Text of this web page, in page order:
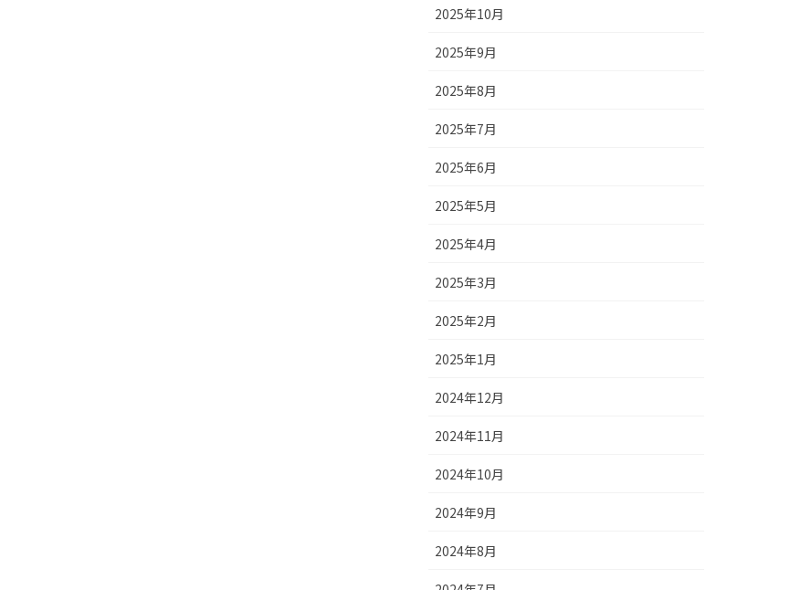
2025年10月
2025年9月
2025年8月
2025年7月
2025年6月
2025年5月
2025年4月
2025年3月
2025年2月
2025年1月
2024年12月
2024年11月
2024年10月
2024年9月
2024年8月